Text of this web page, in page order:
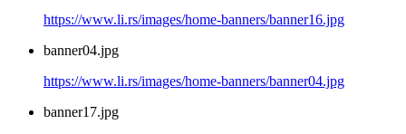
https://www.li.rs/images/home-banners/banner16.jpg
banner04.jpg
https://www.li.rs/images/home-banners/banner04.jpg
banner17.jpg